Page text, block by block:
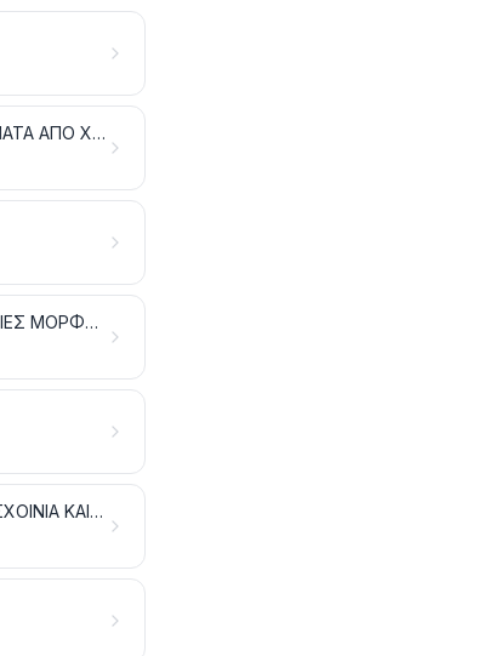
ΜΑΛΛΙ, ΤΡΙΧΕΣ ΕΚΛΕΚΤΗΣ ΠΟΙΟΤΗΤΑΣ Ή ΧΟΝΤΡΟΕΙΔΕΙΣ. ΝΗΜΑΤΑ ΚΑΙ ΥΦΑΣΜΑΤΑ ΑΠΟ ΧΟΝΤΡΟΤΡΙΧΕΣ
ΣΥΝΘΕΤΙΚΕΣ Ή ΤΕΧΝΗΤΕΣ ΙΝΕΣ, ΣΥΝΕΧΕΙΣ. ΣΥΝΕΧΕΙΣ ΛΟΥΡΙΔΕΣ ΚΑΙ ΠΑΡΟΜΟΙΕΣ ΜΟΡΦΕΣ, ΑΠΟ ΣΥΝΘΕΤΙΚΕΣ Ή ΤΕΧΝΗΤΕΣ ΥΦΑΝΤΙΚΕΣ ΥΛΕΣ
ΒΑΤΕΣ, ΠΙΛΗΜΑΤΑ ΚΑΙ ΥΦΑΣΜΑΤΑ ΜΗ ΥΦΑΣΜΕΝΑ. ΝΗΜΑΤΑ ΕΙΔΙΚΑ. ΣΠΑΓΚΟΙ, ΣΧΟΙΝΙΑ ΚΑΙ ΧΟΝΤΡΑ ΣΧΟΙΝΙΑ. ΕΙΔΗ ΣΧΟΙΝΟΠΟΙΙΑΣ